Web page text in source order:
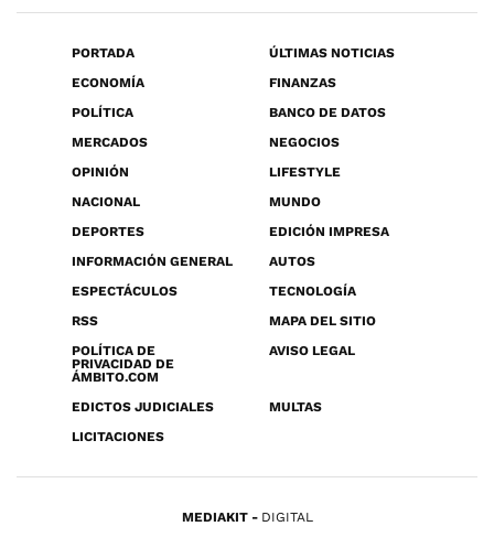
PORTADA
ÚLTIMAS NOTICIAS
ECONOMÍA
FINANZAS
POLÍTICA
BANCO DE DATOS
MERCADOS
NEGOCIOS
OPINIÓN
LIFESTYLE
NACIONAL
MUNDO
DEPORTES
EDICIÓN IMPRESA
INFORMACIÓN GENERAL
AUTOS
ESPECTÁCULOS
TECNOLOGÍA
RSS
MAPA DEL SITIO
POLÍTICA DE
PRIVACIDAD DE
ÁMBITO.COM
AVISO LEGAL
EDICTOS JUDICIALES
MULTAS
LICITACIONES
MEDIAKIT DIGITAL